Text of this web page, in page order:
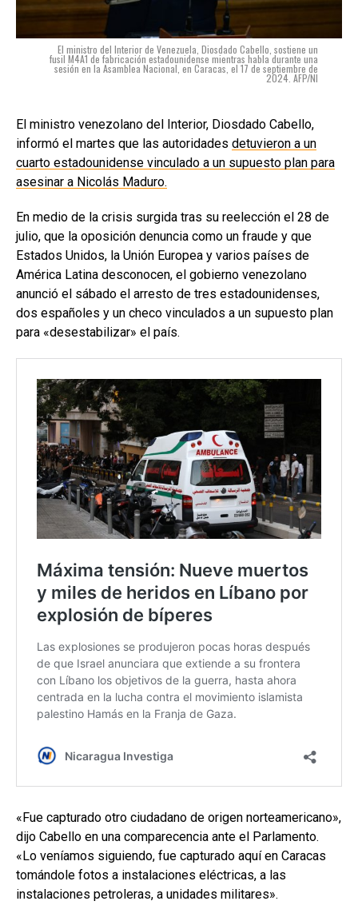
El ministro del Interior de Venezuela, Diosdado Cabello, sostiene un
fusil M4A1 de fabricación estadounidense mientras habla durante una
sesión en la Asamblea Nacional, en Caracas, el 17 de septiembre de
2024. AFP/NI
El ministro venezolano del Interior, Diosdado Cabello,
informó el martes que las autoridades detuvieron a un
cuarto estadounidense vinculado a un supuesto plan para
asesinar a Nicolás Maduro.
En medio de la crisis surgida tras su reelección el 28 de
julio, que la oposición denuncia como un fraude y que
Estados Unidos, la Unión Europea y varios países de
América Latina desconocen, el gobierno venezolano
anunció el sábado el arresto de tres estadounidenses,
dos españoles y un checo vinculados a un supuesto plan
para «desestabilizar» el país.
«Fue capturado otro ciudadano de origen norteamericano»,
dijo Cabello en una comparecencia ante el Parlamento.
«Lo veníamos siguiendo, fue capturado aquí en Caracas
tomándole fotos a instalaciones eléctricas, a las
instalaciones petroleras, a unidades militares».